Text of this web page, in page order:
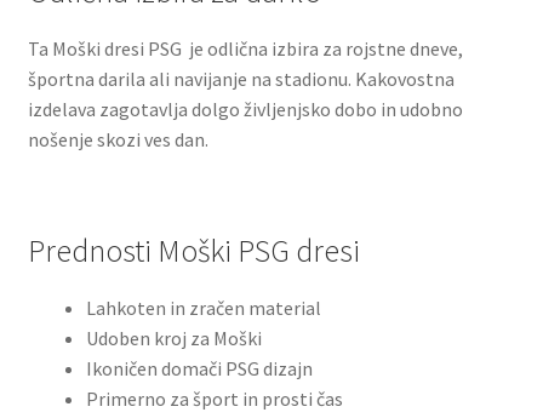
Ta Moški dresi PSG je odlična izbira za rojstne dneve,
športna darila ali navijanje na stadionu. Kakovostna
izdelava zagotavlja dolgo življenjsko dobo in udobno
nošenje skozi ves dan.
Prednosti Moški PSG dresi
Lahkoten in zračen material
Udoben kroj za Moški
Ikoničen domači PSG dizajn
Primerno za šport in prosti čas